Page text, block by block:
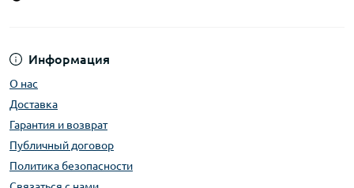
Информация
О нас
Доставка
Гарантия и возврат
Публичный договор
Политика безопасности